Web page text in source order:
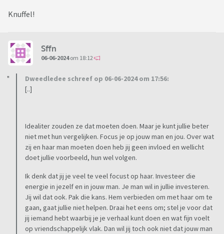
Knuffel!
Sffn
06-06-2024om 18:12
Dweedledee schreef op 06-06-2024 om 17:56:
[..]
Idealiter zouden ze dat moeten doen. Maar je kunt jullie beter
niet met hun vergelijken. Focus je op jouw man en jou. Over wat
zij en haar man moeten doen heb jij geen invloed en wellicht
doet jullie voorbeeld, hun wel volgen.
Ik denk dat jij je veel te veel focust op haar. Investeer die
energie in jezelf en in jouw man. Je man wil in jullie investeren.
Jij wil dat ook. Pak die kans. Hem verbieden om met haar om te
gaan, gaat jullie niet helpen. Draai het eens om; stel je voor dat
jij iemand hebt waarbij je je verhaal kunt doen en wat fijn voelt
op vriendschappelijk vlak. Dan wil jij toch ook niet dat jouw man